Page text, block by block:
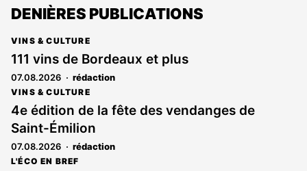
DENIÈRES PUBLICATIONS
VINS & CULTURE
111 vins de Bordeaux et plus
07.08.2026 rédaction
VINS & CULTURE
4e édition de la fête des vendanges de
Saint-Émilion
07.08.2026 rédaction
L'ÉCO EN BREF